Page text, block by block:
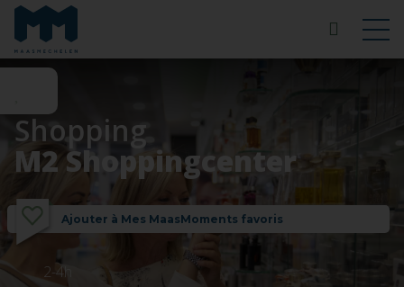
Shopping
M2 Shoppingcenter
Ajouter à Mes MaasMoments favoris
2-4h